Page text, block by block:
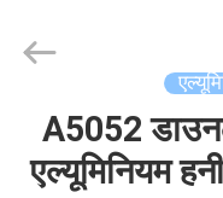
Ltd..
DevelopedA5052
एल्यूमिनियम